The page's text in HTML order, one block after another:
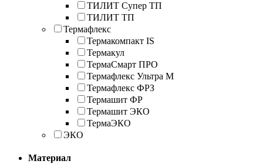
ТИЛИТ Супер ТП
ТИЛИТ ТП
Термафлекс
Термакомпакт IS
Термакул
ТермаСмарт ПРО
Термафлекс Ультра М
Термафлекс ФРЗ
Термашит ФР
Термашит ЭКО
ТермаЭКО
ЭКО
Материал